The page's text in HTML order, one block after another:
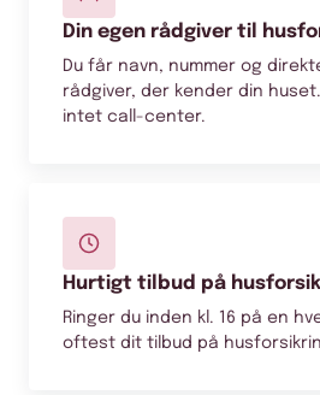
Din egen rådgiver til
Du får navn, nummer og
rådgiver, der kender din
intet call-center.
Hurtigt tilbud på
Ringer du inden kl. 16 på en
oftest dit tilbud på